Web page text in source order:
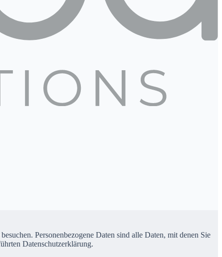
Personenbezogene Daten sind alle Daten, mit denen Sie
Datenschutzerklärung.